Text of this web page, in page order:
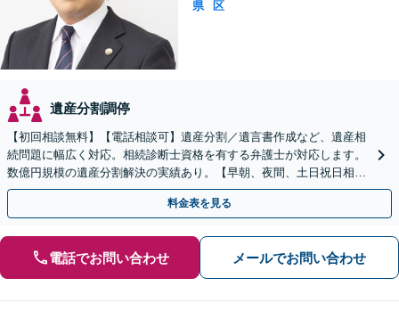
県
区
遺産分割調停
【初回相談無料】【電話相談可】遺産分割／遺言書作成など、遺産相
続問題に幅広く対応。相続診断士資格を有する弁護士が対応します。
数億円規模の遺産分割解決の実績あり。【早朝、夜間、土日祝日相談
対応】【カード払い可】
料金表を見る
電話でお問い合わせ メールでお問い合わせ